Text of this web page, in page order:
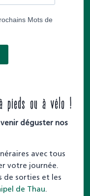
pieds ou à vélo !
venir déguster nos
avec tous
votre journée.
de sorties et les
de Thau.